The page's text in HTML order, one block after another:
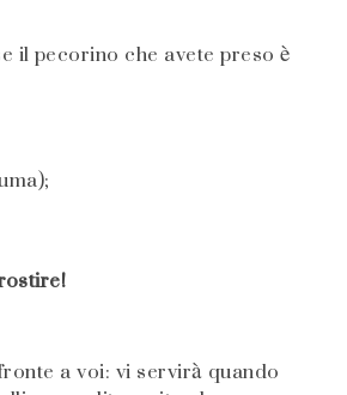
il pecorino che avete preso è
a voi: vi servirà quando